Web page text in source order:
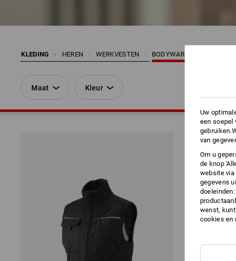
KLEDING BODYWARMER
WERKVESTEN
HEREN
Maat Kleur
Uw
een soepel
van
Om u
de knop
website via
gegevens
wenst,
cookies en